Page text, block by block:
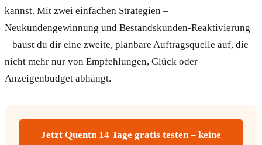
kannst. Mit zwei einfachen Strategien –
Neukundengewinnung und Bestandskunden-Reaktivierung
– baust du dir eine zweite, planbare Auftragsquelle auf, die
nicht mehr nur von Empfehlungen, Glück oder
Anzeigenbudget abhängt.
Jetzt Quentn 14 Tage gratis testen – keine